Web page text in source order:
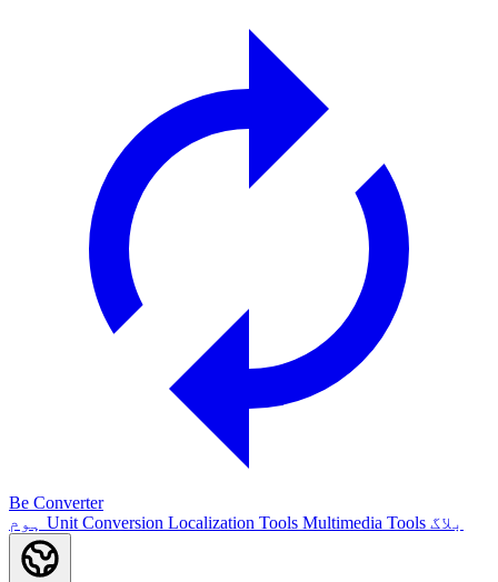
Be Converter
Unit Conversion Localization Tools Multimedia Tools بلاگ